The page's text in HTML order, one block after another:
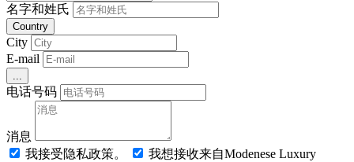
名字和姓氏
Country
City
E-mail
电话号码
消息
我接受隐私政策。
我想接收来自Modenese Luxury